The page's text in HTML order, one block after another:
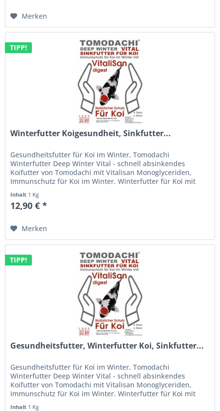
Merken
TIPP!
Winterfutter Koigesundheit, Sinkfutter...
Gesundheitsfutter für Koi im Winter, Tomodachi
Winterfutter Deep Winter Vital - schnell absinkendes
Koifutter von Tomodachi mit Vitalisan Monoglyceriden,
Immunschutz für Koi im Winter. Winterfutter für Koi mit
Inhalt 1 Kg
12,90 € *
Merken
TIPP!
Gesundheitsfutter, Winterfutter Koi, Sinkfutter...
Gesundheitsfutter für Koi im Winter, Tomodachi
Winterfutter Deep Winter Vital - schnell absinkendes
Koifutter von Tomodachi mit Vitalisan Monoglyceriden,
Immunschutz für Koi im Winter. Winterfutter für Koi mit
Inhalt 1 Kg